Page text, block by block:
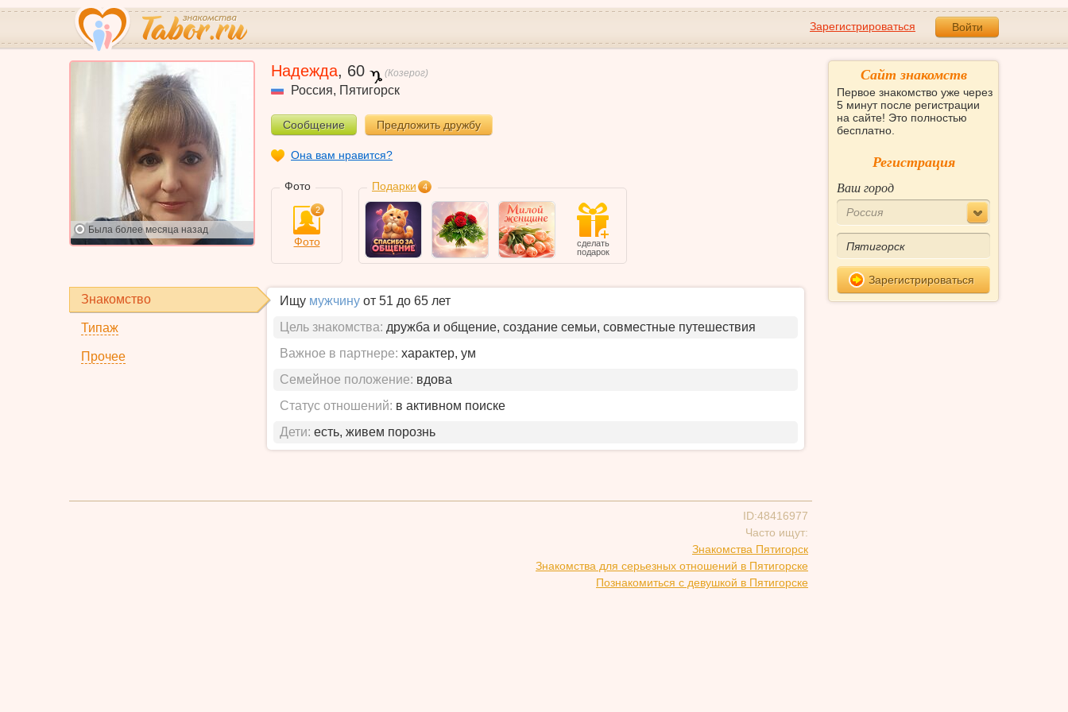
Зарегистрироваться Войти
Была более месяца назад
Надежда, 60 (Козерог)
Россия, Пятигорск
Сообщение Предложить дружбу
Она вам нравится?
Фото
2
Фото
Подарки 4
сделать
подарок
Знакомство
Типаж
Прочее
Ищу мужчину от 51 до 65 лет
Цель знакомства: дружба и общение, создание семьи, совместные путешествия
Важное в партнере: характер, ум
Семейное положение: вдова
Статус отношений: в активном поиске
Дети: есть, живем порознь
ID:48416977
Часто ищут:
Знакомства Пятигорск
Знакомства для серьезных отношений в Пятигорске
Познакомиться с девушкой в Пятигорске
Сайт знакомств
Первое знакомство уже через
5 минут после регистрации
на сайте! Это полностью
бесплатно.
Регистрация
Ваш город
Россия
Зарегистрироваться